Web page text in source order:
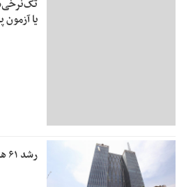
یا
رشد ۶۱ هزار واحدی شاخص بورس